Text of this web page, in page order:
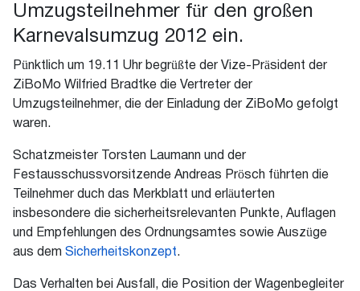
Umzugsteilnehmer für den großen
Karnevalsumzug 2012 ein.
Pünktlich um 19.11 Uhr begrüßte der Vize-Präsident der
ZiBoMo Wilfried Bradtke die Vertreter der
Umzugsteilnehmer, die der Einladung der ZiBoMo gefolgt
waren.
Schatzmeister Torsten Laumann und der
Festausschussvorsitzende Andreas Prösch führten die
Teilnehmer duch das Merkblatt und erläuterten
insbesondere die sicherheitsrelevanten Punkte, Auflagen
und Empfehlungen des Ordnungsamtes sowie Auszüge
aus dem Sicherheitskonzept.
Das Verhalten bei Ausfall, die Position der Wagenbegleiter